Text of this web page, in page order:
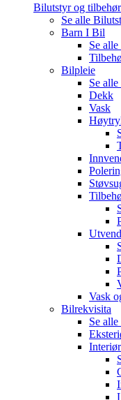
Bilutstyr og tilbehør
Se alle
Barn I Bil
Se alle
Bilpleie
Se alle
Dekk
Vask
Vask
Bilrekvisita
Se alle
Interiør